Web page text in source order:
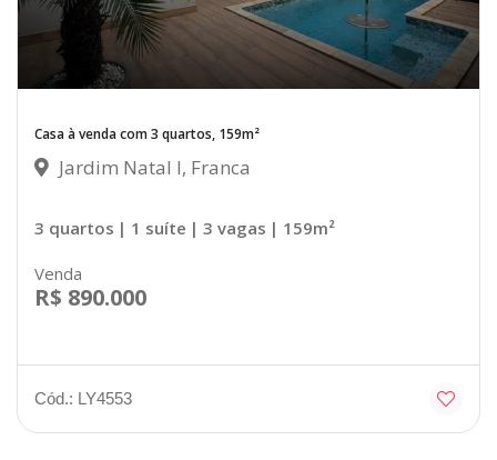
Casa à venda com 3 quartos, 159m²
Jardim Natal I, Franca
3 quartos | 1 suíte | 3 vagas | 159m²
Venda
R$ 890.000
Cód.: LY4553